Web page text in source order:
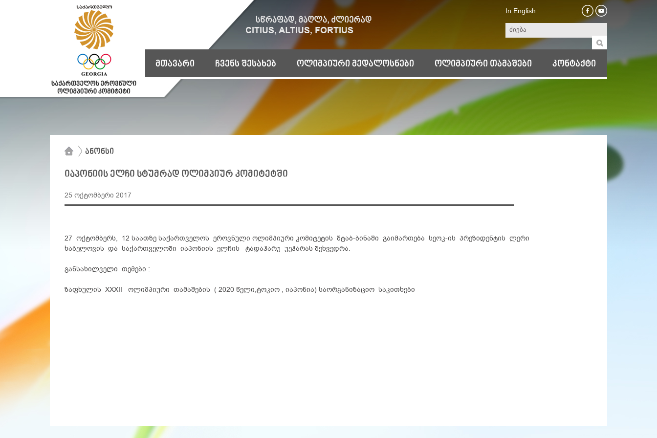
In English
მთავარი ჩვენს შესახებ ოლიმპიური მედალოსნები ოლიმპიური თამაშები კონტაქტი
ანონსი
იაპონიის ელჩი სტუმრად ოლიმპიურ კომიტეტში
25 ოქტომბერი 2017
27 ოქტომბერს, 12 საათზე საქართველოს ეროვნული ოლიმპიური კომიტეტის შტაბ-ბინაში გაიმართება სეოკ-ის პრეზიდენტის ლერი
ხაბელოვის და საქართველოში იაპონიის ელჩის ტადაჰარუ უეჰარას შეხვედრა.
განსახილველი თემები :
ზაფხულის XXXII ოლიმპიური თამაშების ( 2020 წელი,ტოკიო , იაპონია) საორგანიზაციო საკითხები